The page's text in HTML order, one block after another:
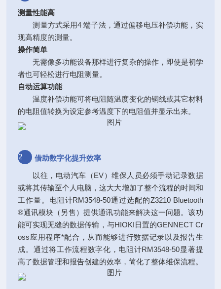
测量性能高
测量方式采用4 端子法，通过偏移电压补偿功能，实
现高精度的测量。
操作简单
无需像多功能设备那样进行复杂的操作，即使是初学
者也可轻松进行电阻测量。
自动运算功能
温度补偿功能可将电阻随温度变化的铜线或其它材料
的电阻值转换为设定参考温度下的电阻值并显示出来。
2 借助数字化提升效率
以往，电动汽车（EV）维保人员必须手动记录数据
或将其传输至个人电脑，这大大增加了整个流程的时间和
工作量。电阻计RM3548-50通过选配的Z3210 Bluetooth
®通讯模块（另售）提供通讯功能来解决这一问题。该功
能可实现无缝的数据传输，与HIOKI日置的GENNECT Cr
oss应用程序*配合，从而能够进行数据记录以及报告生
成。通过将工作流程数字化，电阻计RM3548-50显著提
高了数据管理和报告创建的效率，简化了整体维保流程。